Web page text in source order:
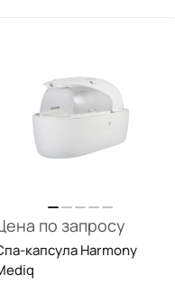
по запросу
капсула Harmony